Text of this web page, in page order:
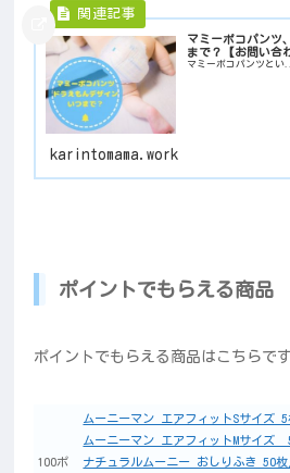
マミーポコパンツ
まで？【お問い合
マミーポコパンツとい
karintomama.work
ポイントでもらえる商品
ポイントでもらえる商品はこちらです
100ポ
ムーニーマン エアフィットSサイズ 5
ムーニーマン エアフィットMサイズ
ナチュラルムーニー おしりふき 50